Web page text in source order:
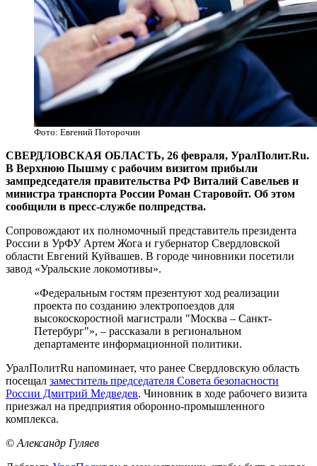
Фото: Евгений Поторочин
СВЕРДЛОВСКАЯ ОБЛАСТЬ, 26 февраля, УралПолит.Ru.
В Верхнюю Пышму с рабочим визитом прибыли
зампредседателя правительства РФ Виталий Савельев и
министра транспорта России Роман Старовойт. Об этом
сообщили в пресс-службе полпредства.
Сопровождают их полномочный представитель президента
России в УрФУ Артем Жога и губернатор Свердловской
области Евгений Куйвашев. В городе чиновники посетили
завод «Уральские локомотивы».
«Федеральным гостям презентуют ход реализации
проекта по созданию электропоездов для
высокоскоростной магистрали "Москва – Санкт-
Петербург"», – рассказали в региональном
департаменте информационной политики.
УралПолитRu напоминает, что ранее Свердловскую область
посещал заместитель председателя Совета безопасности
России Дмитрий Медведев. Чиновник в ходе рабочего визита
приезжал на предприятия оборонно-промышленного
комплекса.
© Александр Гуляев